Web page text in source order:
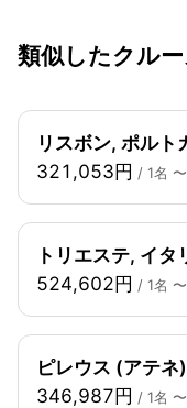
類似したクル
リスボン, ポルト
321,053円 / 1名 〜
トリエステ, イ
524,602円 / 1名 〜
ピレウス (アテ
346,987円 / 1名 〜